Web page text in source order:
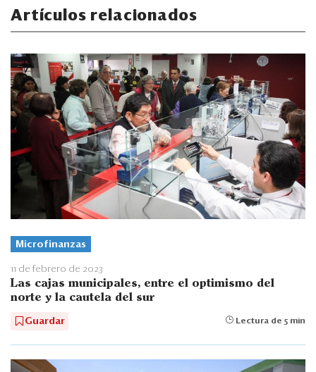
Artículos relacionados
Microfinanzas
11 de febrero de 2023
Las cajas municipales, entre el optimismo del
norte y la cautela del sur
Guardar Lectura de 5 min